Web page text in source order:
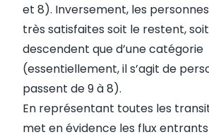
et 8). Inversement, les
très satisfaites soit le restent,
descendent que d’une catégorie
(essentiellement, il s’agit de
passent de 9 à 8).
En représentant toutes les
met en évidence les flux